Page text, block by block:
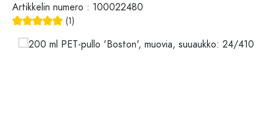
Artikkelin numero : 100022480
(1)